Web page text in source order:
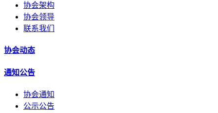
协会架构
协会领导
联系我们
协会动态
通知公告
协会通知
公示公告